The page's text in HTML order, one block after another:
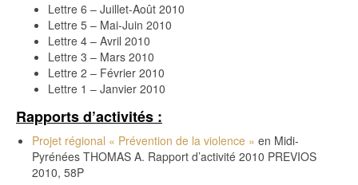
Lettre 6 – Juillet-Août 2010
Lettre 5 – Mai-Juin 2010
Lettre 4 – Avril 2010
Lettre 3 – Mars 2010
Lettre 2 – Février 2010
Lettre 1 – Janvier 2010
Rapports d’activités :
Projet régional « Prévention de la violence » en Midi-
Pyrénées THOMAS A. Rapport d’activité 2010 PREVIOS
2010, 58P